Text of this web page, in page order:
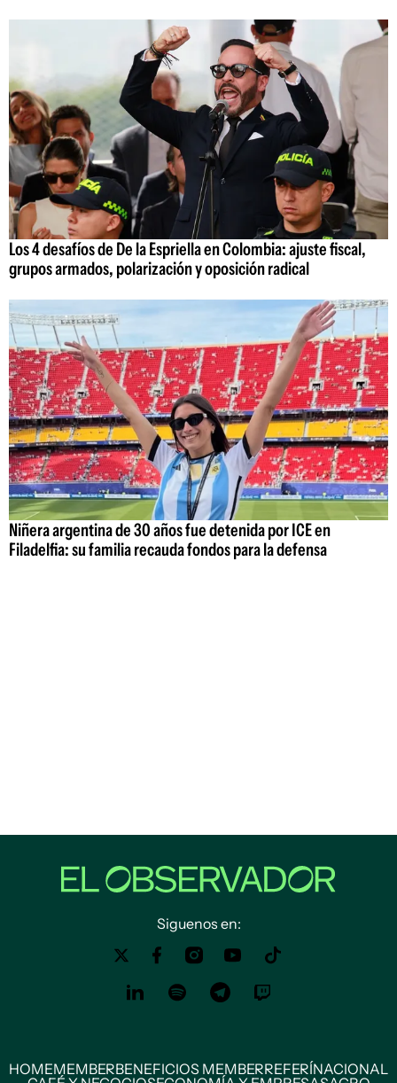
Los 4 desafíos de De la Espriella en Colombia: ajuste fiscal,
grupos armados, polarización y oposición radical
Niñera argentina de 30 años fue detenida por ICE en
Filadelfia: su familia recauda fondos para la defensa
Siguenos en:
HOMEMEMBERBENEFICIOS MEMBERREFERÍNACIONAL